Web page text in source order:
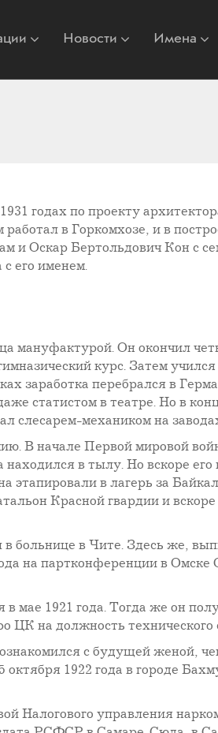
Новости Имена
годах по проекту
в Горкомхозе, и в
и Оскар Бертольдович Кон с
с его именем.
мануфактурой. Он окончил
курс. Затем
заработка перебрался в
статистом в театре. Но в
слесарем-механиком на
В начале Первой мировой
в тылу. Но вскоре его
этапировали в лагерь за
Красной гвардии и
больнице в Чите. Здесь же,
на партконференции в
мае 1921 года. Тогда же он
на должность технического
с будущей женой,
1922 года в городе
Налогового управления